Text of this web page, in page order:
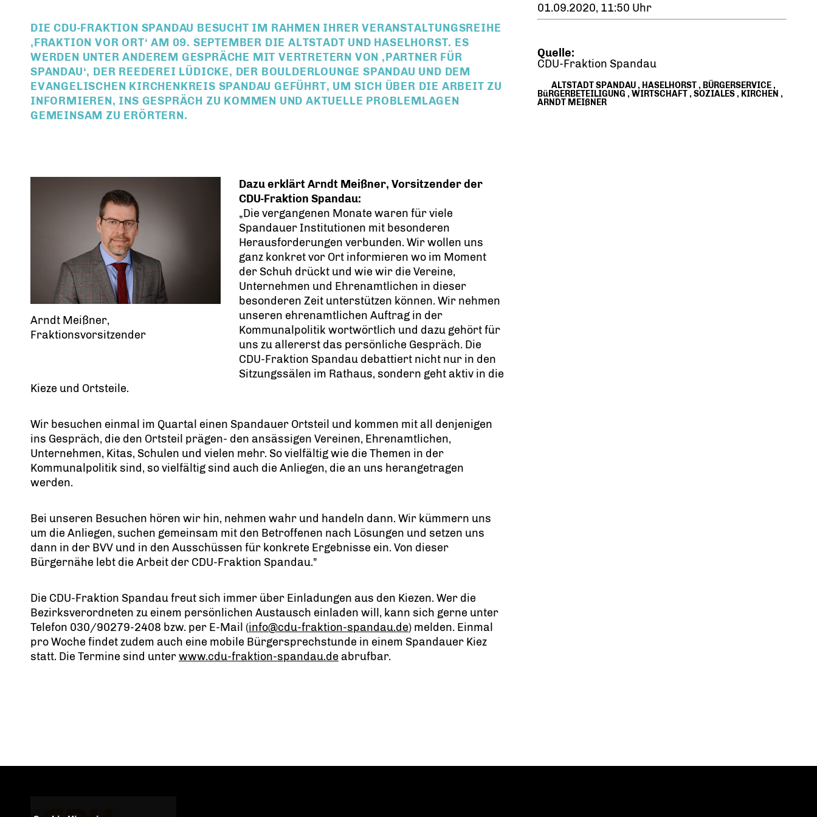
DIE CDU-FRAKTION SPANDAU BESUCHT IM RAHMEN IHRER VERANSTALTUNGSREIHE
FRAKTION VOR ORT‘ AM 09. SEPTEMBER DIE ALTSTADT UND HASELHORST. ES
WERDEN UNTER ANDEREM GESPRÄCHE MIT VERTRETERN VON ‚PARTNER FÜR
SPANDAU‘, DER REEDEREI LÜDICKE, DER BOULDERLOUNGE SPANDAU UND DEM
EVANGELISCHEN KIRCHENKREIS SPANDAU GEFÜHRT, UM SICH ÜBER DIE ARBEIT ZU
INFORMIEREN, INS GESPRÄCH ZU KOMMEN UND AKTUELLE PROBLEMLAGEN
GEMEINSAM ZU ERÖRTERN.
Arndt Meißner,
Fraktionsvorsitzender
Dazu erklärt Arndt Meißner, Vorsitzender der
CDU-Fraktion Spandau:
Die vergangenen Monate waren für viele
Spandauer Institutionen mit besonderen
Herausforderungen verbunden. Wir wollen uns
ganz konkret vor Ort informieren wo im Moment
der Schuh drückt und wie wir die Vereine,
Unternehmen und Ehrenamtlichen in dieser
besonderen Zeit unterstützen können. Wir nehmen
unseren ehrenamtlichen Auftrag in der
Kommunalpolitik wortwörtlich und dazu gehört für
uns zu allererst das persönliche Gespräch. Die
CDU-Fraktion Spandau debattiert nicht nur in den
Sitzungssälen im Rathaus, sondern geht aktiv in die
Kieze und Ortsteile.
Wir besuchen einmal im Quartal einen Spandauer Ortsteil und kommen mit all denjenigen
ins Gespräch, die den Ortsteil prägen- den ansässigen Vereinen, Ehrenamtlichen,
Unternehmen, Kitas, Schulen und vielen mehr. So vielfältig wie die Themen in der
Kommunalpolitik sind, so vielfältig sind auch die Anliegen, die an uns herangetragen
werden.
Bei unseren Besuchen hören wir hin, nehmen wahr und handeln dann. Wir kümmern uns
um die Anliegen, suchen gemeinsam mit den Betroffenen nach Lösungen und setzen uns
dann in der BVV und in den Ausschüssen für konkrete Ergebnisse ein. Von dieser
Bürgernähe lebt die Arbeit der CDU-Fraktion Spandau."
Die CDU-Fraktion Spandau freut sich immer über Einladungen aus den Kiezen. Wer die
Bezirksverordneten zu einem persönlichen Austausch einladen will, kann sich gerne unter
Telefon 030/90279-2408 bzw. per E-Mail (info@cdu-fraktion-spandau.de) melden. Einmal
pro Woche findet zudem auch eine mobile Bürgersprechstunde in einem Spandauer Kiez
statt. Die Termine sind unterwww.cdu-fraktion-spandau.de abrufbar.
01.09.2020, 11:50 Uhr
Quelle:
CDU-Fraktion Spandau
ALTSTADT SPANDAU, HASELHORST, BÜRGERSERVICE,
BüRGERBETEILIGUNG , WIRTSCHAFT, SOZIALES, KIRCHEN ,
ARNDT MEIßNER